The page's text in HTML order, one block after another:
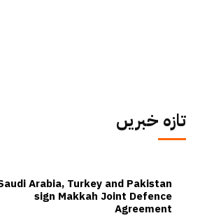
تازہ خبریں
Arabia, Turkey and Pakistan
sign Makkah Joint Defence
Agreement